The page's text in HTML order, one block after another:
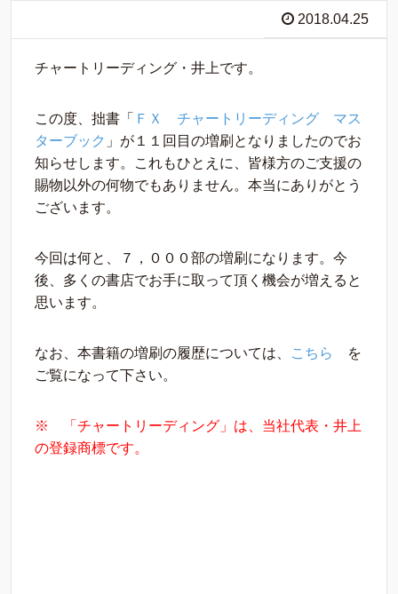
2018.04.25
チャートリーディング・井上です。
この度、拙書「 ＦＸ チャートリーディング マス
ターブック 」が１１回目の増刷となりましたのでお
知らせします。これもひとえに、皆様方のご支援の
賜物以外の何物でもありません。本当にありがとう
ございます。
今回は何と、７，０００部の増刷になります。今
後、多くの書店でお手に取って頂く機会が増えると
思います。
なお、本書籍の増刷の履歴については、 こちら
を
ご覧になって下さい。
※ 「チャートリーディング」は、当社代表・井上
の登録商標です。